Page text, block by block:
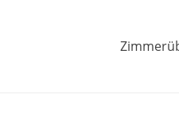
in Lauf an der